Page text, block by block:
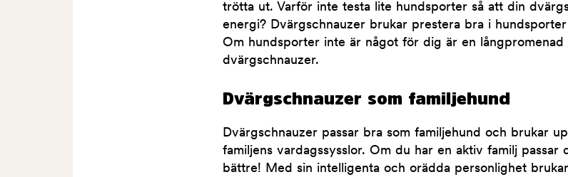
trötta ut. Varför inte testa lite hundsporter så att din
energi? Dvärgschnauzer brukar prestera bra i
Om hundsporter inte är något för dig är en
dvärgschnauzer.
Dvärgschnauzer som familjehund
Dvärgschnauzer passar bra som familjehund och brukar
familjens vardagssysslor. Om du har en aktiv familj passar
bättre! Med sin intelligenta och orädda personlighet